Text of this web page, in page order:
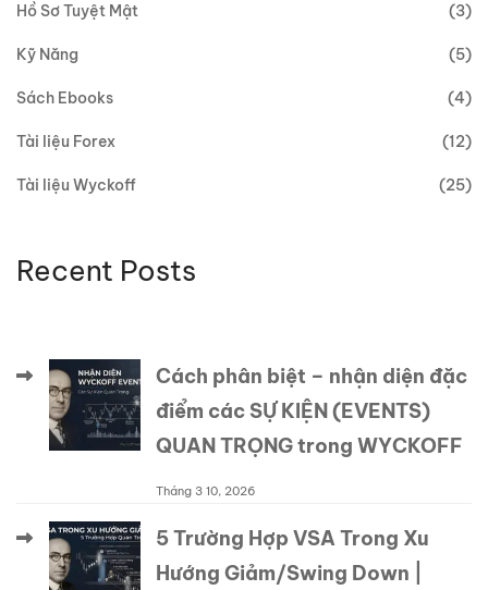
Hồ Sơ Tuyệt Mật (3)
Kỹ Năng (5)
Sách Ebooks (4)
Tài liệu Forex (12)
Tài liệu Wyckoff (25)
Recent Posts
Cách phân biệt – nhận diện đặc
điểm các SỰ KIỆN (EVENTS)
QUAN TRỌNG trong WYCKOFF
Tháng 3 10, 2026
5 Trường Hợp VSA Trong Xu
Hướng Giảm/Swing Down |